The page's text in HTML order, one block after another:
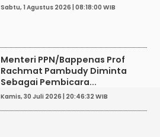
Sabtu, 1 Agustus 2026 | 08:18:00 WIB
Menteri PPN/Bappenas Prof
Rachmat Pambudy Diminta
Sebagai Pembicara...
Kamis, 30 Juli 2026 | 20:46:32 WIB